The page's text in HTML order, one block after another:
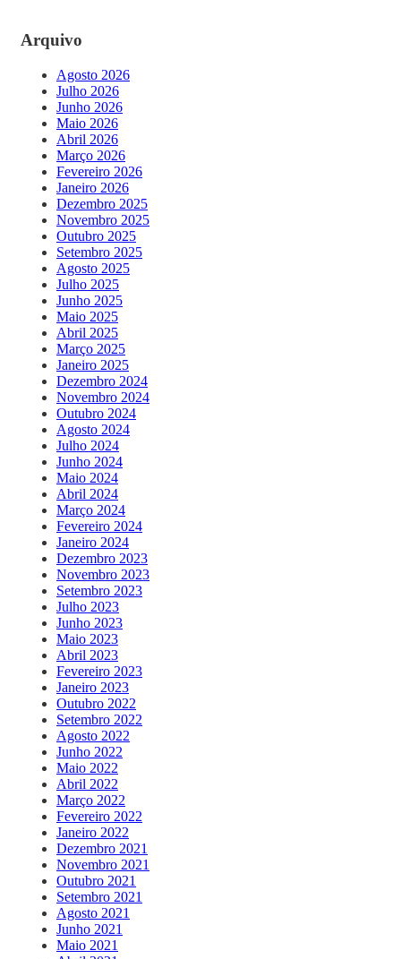
Arquivo
Agosto 2026
Julho 2026
Junho 2026
Maio 2026
Abril 2026
Março 2026
Fevereiro 2026
Janeiro 2026
Dezembro 2025
Novembro 2025
Outubro 2025
Setembro 2025
Agosto 2025
Julho 2025
Junho 2025
Maio 2025
Abril 2025
Março 2025
Janeiro 2025
Dezembro 2024
Novembro 2024
Outubro 2024
Agosto 2024
Julho 2024
Junho 2024
Maio 2024
Abril 2024
Março 2024
Fevereiro 2024
Janeiro 2024
Dezembro 2023
Novembro 2023
Setembro 2023
Julho 2023
Junho 2023
Maio 2023
Abril 2023
Fevereiro 2023
Janeiro 2023
Outubro 2022
Setembro 2022
Agosto 2022
Junho 2022
Maio 2022
Abril 2022
Março 2022
Fevereiro 2022
Janeiro 2022
Dezembro 2021
Novembro 2021
Outubro 2021
Setembro 2021
Agosto 2021
Junho 2021
Maio 2021